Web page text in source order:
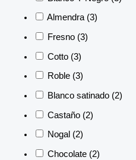
Almendra (3)
Fresno (3)
Cotto (3)
Roble (3)
Blanco satinado (2)
Castaño (2)
Nogal (2)
Chocolate (2)